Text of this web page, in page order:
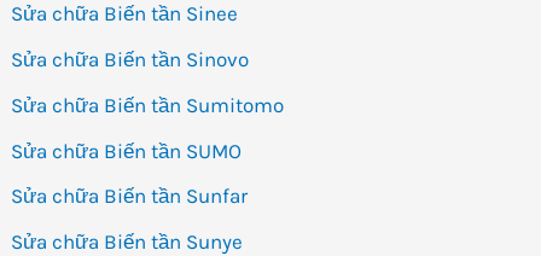
Sửa chữa Biến tần Sinee
Sửa chữa Biến tần Sinovo
Sửa chữa Biến tần Sumitomo
Sửa chữa Biến tần SUMO
Sửa chữa Biến tần Sunfar
Sửa chữa Biến tần Sunye